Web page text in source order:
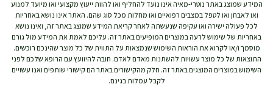
המידע שמוצג באתר נוטרי-מאיה אינו נועד להחליף ואו להוות ייעוץ מקצועי ואו מיועד למנוע
ואו לאבחן ואו לטפל במצבים רפואיים ואו מחלות מכל סוג שהם. האתר אינו נושא באחריות
לכל פעולה ישירה ואו עקיפה שנעשתה לאחר קריאת המידע שמוצג באתר זה, ואינו נושא
באחריות של שימוש לרעה במוצרים המופיעים באתר זה. עליכם לאמת את המידע מול גורם
מוסמך ו/או לקרוא את הוראות השימוש שנמצאות על התווית של כל מוצר שהינכם רוכשים.
התוצאות של כל מוצר עשויות להשתנות מאדם לאדם. חובה להיוועץ עם הרופא שלכם לפני
השימוש במוצרים המוצגים באתר זה. חלק מהקישורים באתר הם קישורי שותפים ואנו עשויים
לקבל עמלות בגינם.